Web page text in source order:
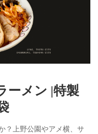
ーメン |特製
？上野公園やアメ横、サ